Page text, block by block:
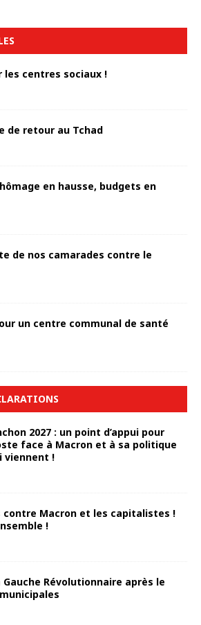
les centres sociaux !
de retour au Tchad
en hausse, budgets en
de nos camarades contre le
un centre communal de santé
2027 : un point d’appui pour
face à Macron et à sa politique
viennent !
contre Macron et les capitalistes !
!
Révolutionnaire après le